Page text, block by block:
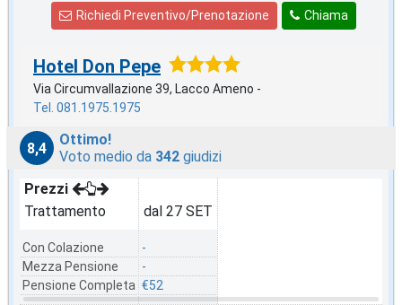
Chiama
Richiedi Preventivo/Prenotazione
Hotel Don Pepe
Via Circumvallazione 39, Lacco Ameno -
Tel. 081.1975.1975
8,4
Ottimo!
Voto medio da 342 giudizi
Prezzi
Trattamento
Con Colazione
Mezza Pensione
Pensione Completa
dal 27 SET
-
-
€52